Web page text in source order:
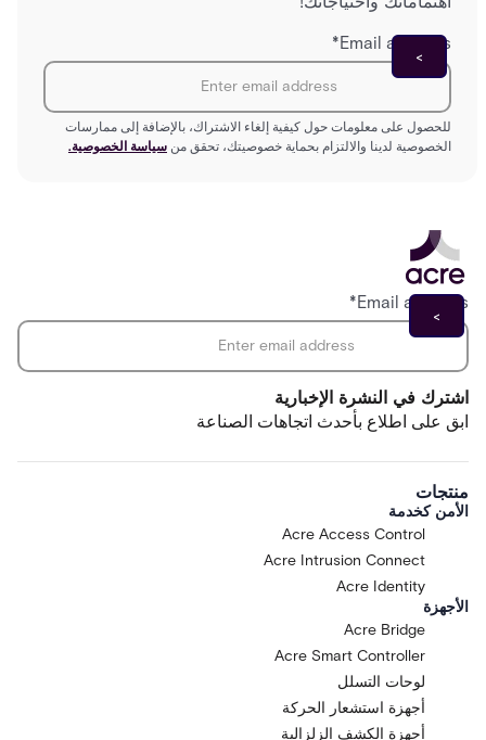
Email address
*
للحصول على معلومات حول كيفية إلغاء الاشتراك، بالإضافة إلى ممارسات
الخصوصية لدينا والالتزام بحماية خصوصيتك، تحقق من سياسة الخصوصية.
اشترك في النشرة الإخبارية
ابق على اطلاع بأحدث اتجاهات الصناعة
Email address
*
منتجات
الأمن كخدمة
Acre Access Control
Acre Intrusion Connect
Acre Identity
الأجهزة
Acre Bridge
Acre Smart Controller
لوحات التسلل
أجهزة استشعار الحركة
أجهزة الكشف الزلزالية